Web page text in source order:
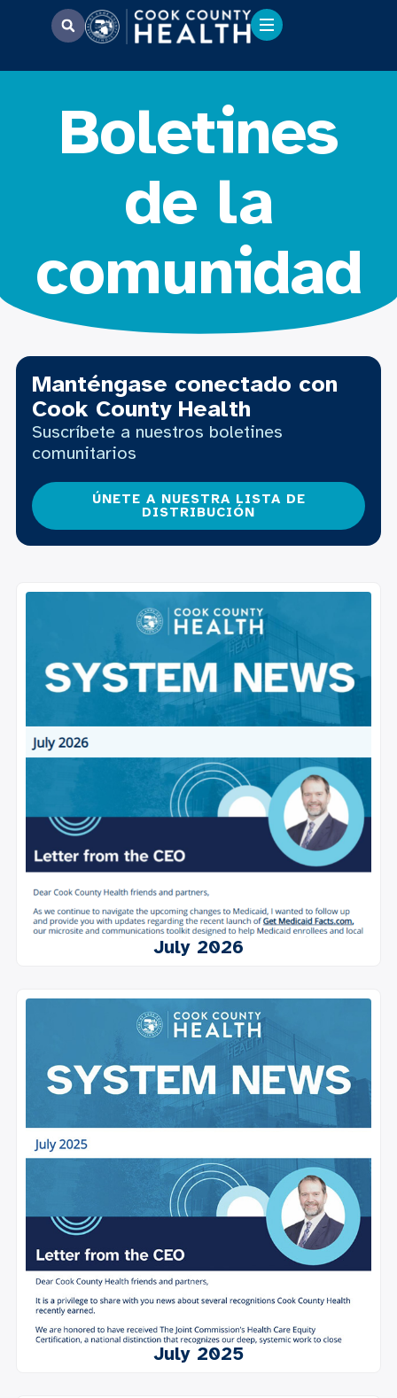
Boletines
de la
comunidad
Manténgase conectado con
Cook County Health
Suscríbete a nuestros boletines
comunitarios
ÚNETE A NUESTRA LISTA DE
DISTRIBUCIÓN
July 2026
July 2025